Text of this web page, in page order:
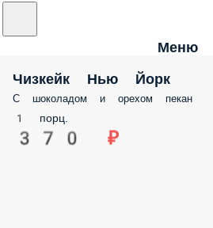
Меню
Чизкейк Нью Йорк
С шоколадом и орехом пекан
1 порц.
370 ₽